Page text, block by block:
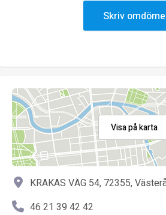
Skriv omdöme
Visa på karta
KRAKAS VÄG 54, 72355,
46 21 39 42 42